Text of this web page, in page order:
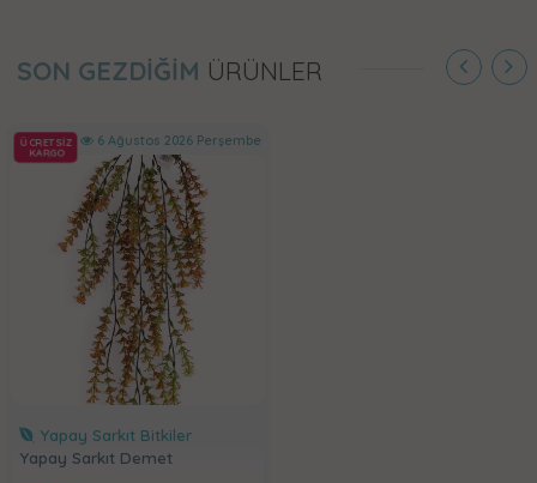
SON GEZDİĞİM ÜRÜNLER
ÜCRETSİZ
KARGO
6 Ağustos 2026 Perşembe
Yapay Sarkıt Bitkiler
Yapay Sarkıt Demet